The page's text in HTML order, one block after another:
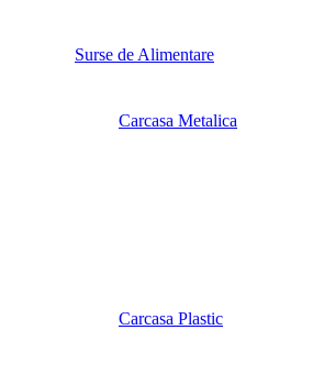
Surse de Alimentare
Carcasa Metalica
Carcasa Plastic